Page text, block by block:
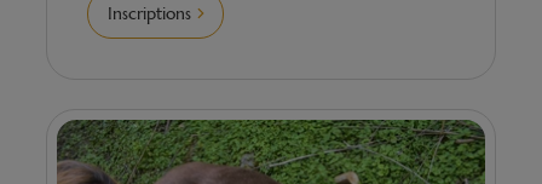
Inscriptions